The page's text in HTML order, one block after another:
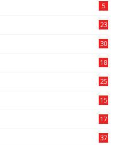
5
23
30
18
25
15
17
37